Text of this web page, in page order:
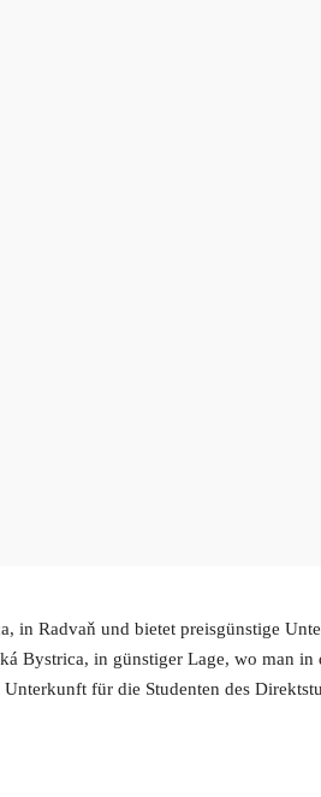
in Radvaň und bietet preisgünstige
Bystrica, in günstiger Lage, wo man
für die Studenten des